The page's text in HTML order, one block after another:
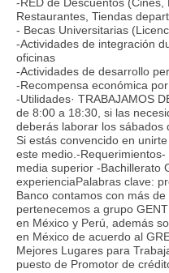
Restaurantes, Tiendas
- Becas Universitarias
-Actividades de integración
oficinas
-Actividades de desarrollo
-Recompensa económica
-Utilidades· TRABAJAMOS
de 8:00 a 18:30, si las
deberás laborar los sábados
Si estás convencido en
este medio.-
media superior -Bachillerato
experienciaPalabras clave:
Banco contamos con más
pertenecemos a grupo
en México y Perú, además
en México de acuerdo al
Mejores Lugares para
puesto de Promotor de